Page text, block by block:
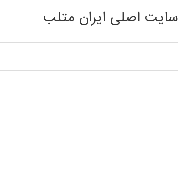
سایت اصلی ایران متلب